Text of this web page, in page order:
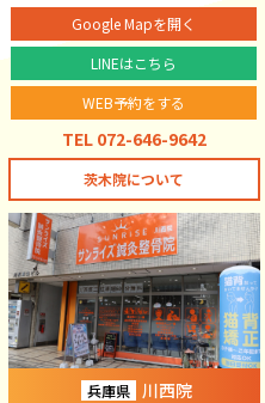
Google Mapを開く
LINEはこちら
WEB予約をする
TEL 072-646-9642
茨木院について
兵庫県 川西院